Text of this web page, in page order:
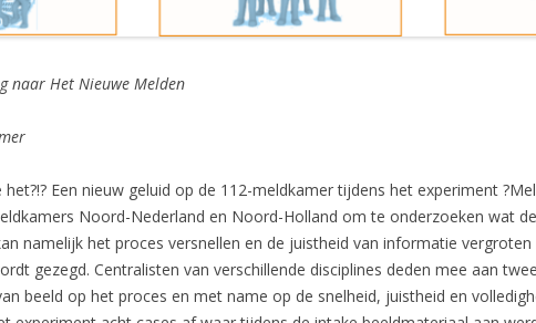
naar Het Nieuwe Melden
het?!? Een nieuw geluid op de 112-meldkamer tijdens het experiment
Noord-Nederland en Noord-Holland om te onderzoeken wat
namelijk het proces versnellen en de juistheid van informatie
gezegd. Centralisten van verschillende disciplines deden mee aan
beeld op het proces en met name op de snelheid, juistheid en